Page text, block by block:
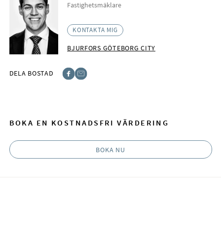
Fastighetsmäklare
KONTAKTA MIG
BJURFORS GÖTEBORG CITY
DELA BOSTAD
BOKA EN KOSTNADSFRI VÄRDERING
BOKA NU